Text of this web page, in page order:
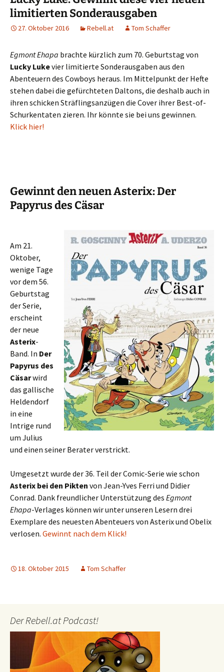
limitierten Sonderausgaben
27. Oktober 2016 Rebell.at Tom Schaffer
Egmont Ehapa brachte kürzlich zum 70. Geburtstag von
Lucky Lukevier limitierte Sonderausgaben aus den
Abenteuern des Cowboys heraus. Im Mittelpunkt der Hefte
stehen dabei die gefürchteten Daltons, die deshalb auch in
ihren schicken Sträflingsanzügen die Cover ihrer Best-of-
Schurkentaten zieren. Ihr könnte sie bei uns gewinnen.
Klick hier!
Gewinnt den neuen Asterix: Der
Papyrus des Cäsar
Am 21.
Oktober,
wenige Tage
vor dem 56.
Geburtstag
der Serie,
erscheint
der neue
Asterix-
Band. In Der
Papyrus des
Cäsarwird
das gallische
Heldendorf
in eine
Intrige rund
um Julius
und einen seiner Berater verstrickt.
Umgesetzt wurde der 36. Teil der Comic-Serie wie schon
Asterix bei den Pikten von Jean-Yves Ferri und Didier
Conrad. Dank freundlicher Unterstützung des Egmont
Ehapa-Verlages können wir unter unseren Lesern drei
Exemplare des neuesten Abenteuers von Asterix und Obelix
verlosen. Gewinnt nach dem Klick!
18. Oktober 2015 Tom Schaffer
Der Rebell.at Podcast!